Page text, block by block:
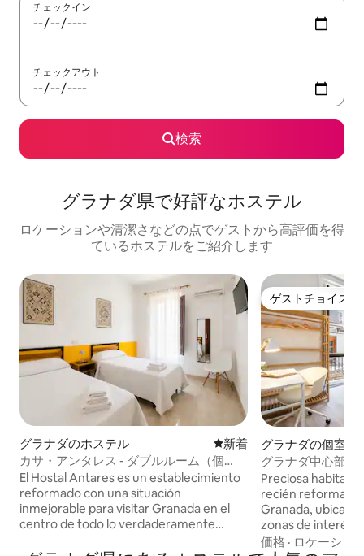
チェックイン
チェックアウト
検索
グラナダ県で好評なホステル
ロケーションや清潔さなどの点でゲストから高評価を得
ているホステルをご紹介します
グラナダのホステル 新しい宿泊先
新着
カサ・アンタレス - ダブルルーム（個
室）、共用バスルーム
El Hostal Antares es un establecimiento
reformado con una situación
inmejorable para visitar Granada en el
centro de todo lo verdaderamente
ゲストチョイス
ゲストチョイス
グラナダの個室
グラナダ中心部の
Preciosa habitación en
recién reformada
Granada, ubicada
zonas de interés
de tapas y
価格 · ロケーショ